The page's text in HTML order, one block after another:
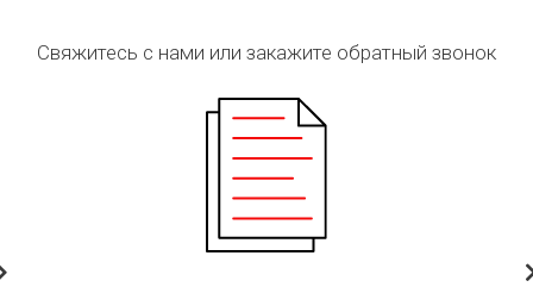
Свяжитесь с нами или закажите обратный звонок